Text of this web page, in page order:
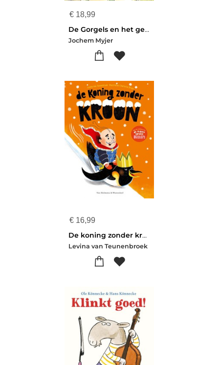
€ 18,99
De Gorgels en het geheim van de gletsjer
Jochem Myjer
€ 16,99
De koning zonder kroon
Levina van Teunenbroek